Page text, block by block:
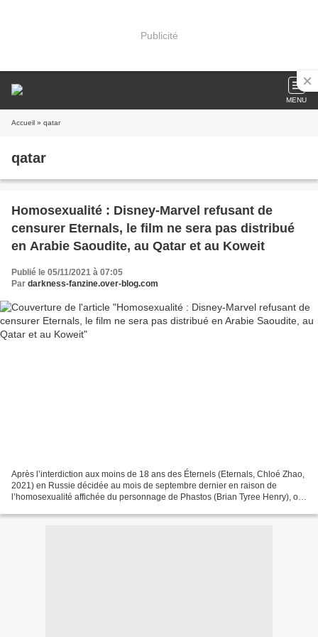
Publicité
MENU
Accueil » qatar
qatar
Homosexualité : Disney-Marvel refusant de
censurer Eternals, le film ne sera pas distribué
en Arabie Saoudite, au Qatar et au Koweit
Publié le 05/11/2021 à 07:05
Par darkness-fanzine.over-blog.com
Après l’interdiction aux moins de 18 ans des Éternels (Eternals, Chloé Zhao,
2021) en Russie décidée au mois de septembre dernier en raison de
l’homosexualité affichée du personnage de Phastos (Brian Tyree Henry), on